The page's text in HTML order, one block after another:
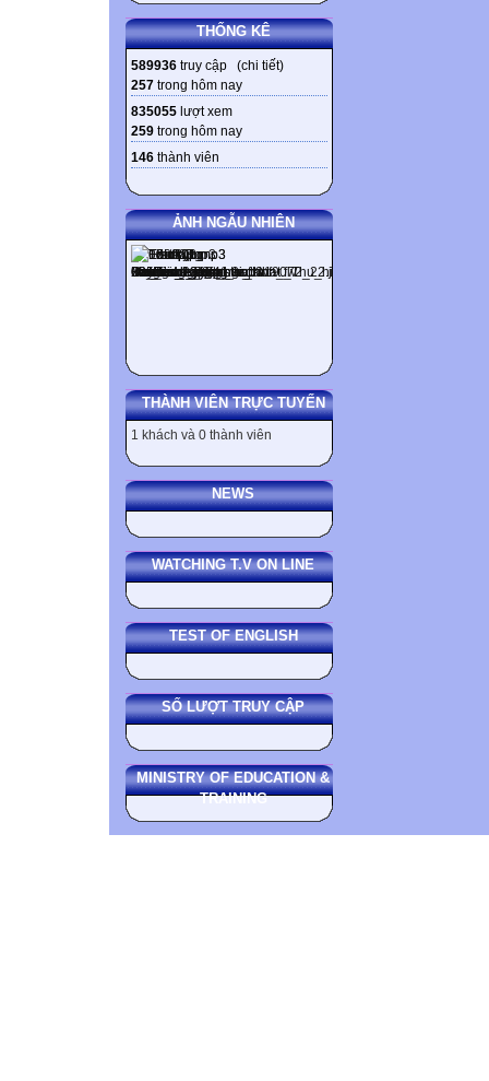
THỐNG KÊ
589936 truy cập (chi tiết)
257 trong hôm nay
835055 lượt xem
259 trong hôm nay
146 thành viên
ẢNH NGẪU NHIÊN
THÀNH VIÊN TRỰC TUYẾN
1 khách và 0 thành viên
NEWS
WATCHING T.V ON LINE
TEST OF ENGLISH
SỐ LƯỢT TRUY CẬP
MINISTRY OF EDUCATION &
TRAINING